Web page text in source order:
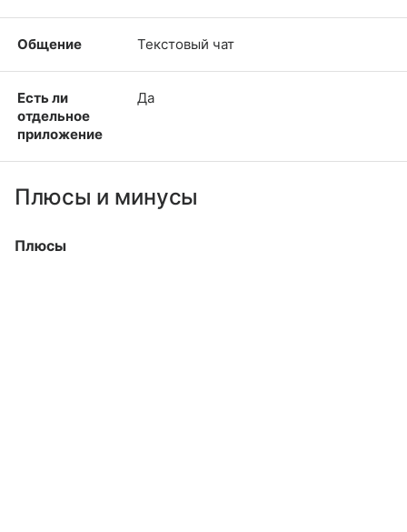
Общение Текстовый чат
Есть ли
отдельное
приложение
Да
Плюсы и минусы
Плюсы